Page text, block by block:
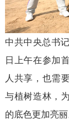
中共中央总书
日上午在参加
人共享，也需
与植树造林，
的底色更加亮丽